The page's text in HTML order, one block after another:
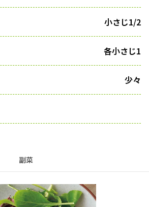
小さじ1/2
各小さじ1
少々
副菜